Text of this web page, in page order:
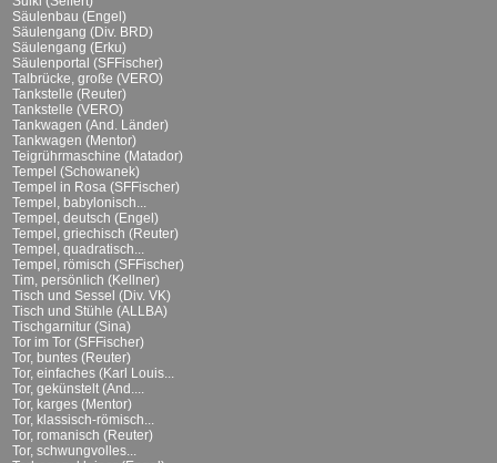
Säulenbau (Engel)
Säulengang (Div. BRD)
Säulengang (Erku)
Säulenportal (SFFischer)
Talbrücke, große (VERO)
Tankstelle (Reuter)
Tankstelle (VERO)
Tankwagen (And. Länder)
Tankwagen (Mentor)
Teigrührmaschine (Matador)
Tempel (Schowanek)
Tempel in Rosa (SFFischer)
Tempel, babylonisch...
Tempel, deutsch (Engel)
Tempel, griechisch (Reuter)
Tempel, quadratisch...
Tempel, römisch (SFFischer)
Tim, persönlich (Kellner)
Tisch und Sessel (Div. VK)
Tisch und Stühle (ALLBA)
Tischgarnitur (Sina)
Tor im Tor (SFFischer)
Tor, buntes (Reuter)
Tor, einfaches (Karl Louis...
Tor, gekünstelt (And....
Tor, karges (Mentor)
Tor, klassisch-römisch...
Tor, romanisch (Reuter)
Tor, schwungvolles...